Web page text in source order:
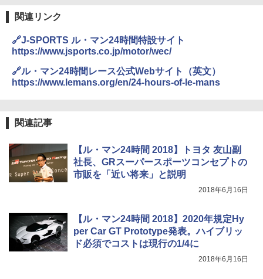
関連リンク
🔗J-SPORTS ル・マン24時間特設サイト
https://www.jsports.co.jp/motor/wec/
🔗ル・マン24時間レース公式Webサイト（英文）
https://www.lemans.org/en/24-hours-of-le-mans
関連記事
【ル・マン24時間 2018】トヨタ 友山副
社長、GRスーパースポーツコンセプトの
市販を「近い将来」と説明
2018年6月16日
【ル・マン24時間 2018】2020年規定Hy
per Car GT Prototype発表。ハイブリッ
ド必須でコストは現行の1/4に
2018年6月16日